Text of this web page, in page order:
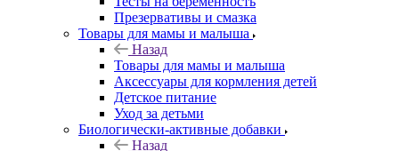
Презервативы и смазка
Товары для мамы и малыша
Назад
Товары для мамы и малыша
Аксессуары для кормления детей
Детское питание
Уход за детьми
Биологически-активные добавки
Назад